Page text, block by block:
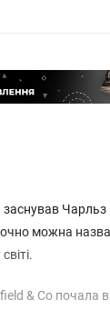
Чарльз
можна
& Co почала